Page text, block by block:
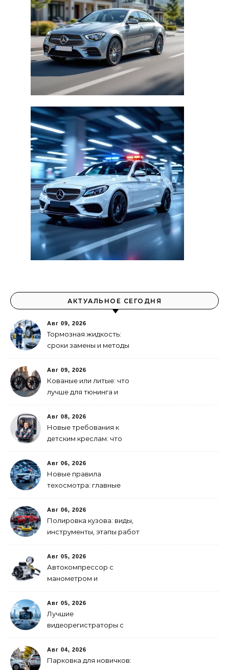
АКТУАЛЬНОЕ СЕГОДНЯ
Авг 09, 2026
Тормозная жидкость:
сроки замены и методы
Авг 09, 2026
Кованые или литые: что
лучше для тюнинга и
Авг 08, 2026
Новые требования к
детским креслам: что
Авг 06, 2026
Новые правила
техосмотра: главные
Авг 06, 2026
Полировка кузова: виды,
инструменты, этапы работ
Авг 05, 2026
Автокомпрессор с
манометром и
выбрать
Авг 05, 2026
Лучшие
видеорегистраторы с
2026 года
Авг 04, 2026
Парковка для новичков: